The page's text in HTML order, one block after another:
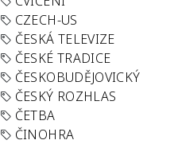
CZECH-US
ČESKÁ TELEVIZE
ČESKÉ TRADICE
ČESKOBUDĚJOVICKÝ
ČESKÝ ROZHLAS
ČETBA
ČINOHRA